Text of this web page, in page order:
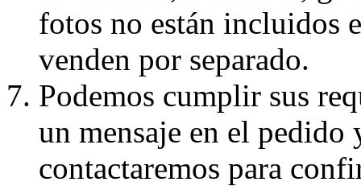
fotos no están incluidos
venden por separado.
Podemos cumplir sus
un mensaje en el pedido
contactaremos para